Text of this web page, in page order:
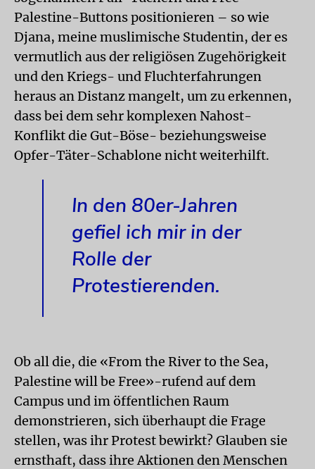
Palestine-Buttons positionieren – so wie
Djana, meine muslimische Studentin, der es
vermutlich aus der religiösen Zugehörigkeit
und den Kriegs- und Fluchterfahrungen
heraus an Distanz mangelt, um zu erkennen,
dass bei dem sehr komplexen Nahost-
Konflikt die Gut-Böse- beziehungsweise
Opfer-Täter-Schablone nicht weiterhilft.
In den 80er-Jahren
gefiel ich mir in der
Rolle der
Protestierenden.
Ob all die, die «From the River to the Sea,
Palestine will be Free»-rufend auf dem
Campus und im öffentlichen Raum
demonstrieren, sich überhaupt die Frage
stellen, was ihr Protest bewirkt? Glauben sie
ernsthaft, dass ihre Aktionen den Menschen